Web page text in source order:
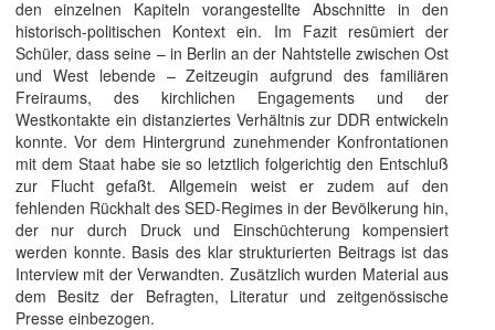
den einzelnen Kapiteln vorangestellte Abschnitte in den
historisch-politischen Kontext ein. Im Fazit resümiert der
Schüler, dass seine – in Berlin an der Nahtstelle zwischen Ost
und West lebende – Zeitzeugin aufgrund des familiären
Freiraums, des kirchlichen Engagements und der
Westkontakte ein distanziertes Verhältnis zur DDR entwickeln
konnte. Vor dem Hintergrund zunehmender Konfrontationen
mit dem Staat habe sie so letztlich folgerichtig den Entschluß
zur Flucht gefaßt. Allgemein weist er zudem auf den
fehlenden Rückhalt des SED-Regimes in der Bevölkerung hin,
der nur durch Druck und Einschüchterung kompensiert
werden konnte. Basis des klar strukturierten Beitrags ist das
Interview mit der Verwandten. Zusätzlich wurden Material aus
dem Besitz der Befragten, Literatur und zeitgenössische
Presse einbezogen.